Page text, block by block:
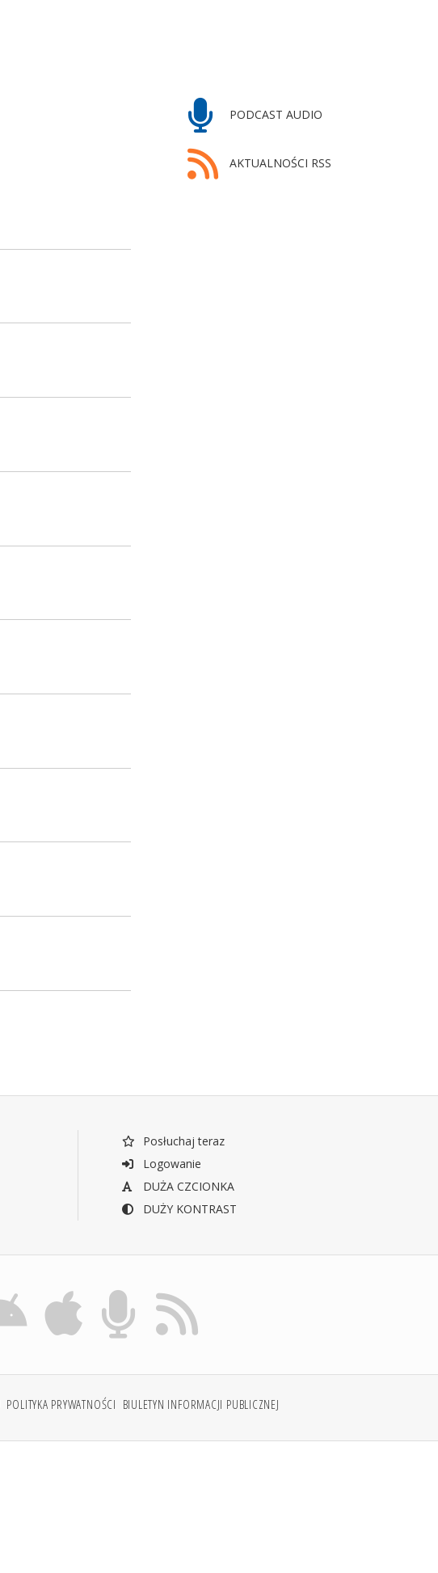
PODCAST AUDIO
AKTUALNOŚCI RSS
Posłuchaj teraz
Logowanie
DUŻA CZCIONKA
DUŻY KONTRAST
POLITYKA PRYWATNOŚCI BIULETYN INFORMACJI PUBLICZNEJ